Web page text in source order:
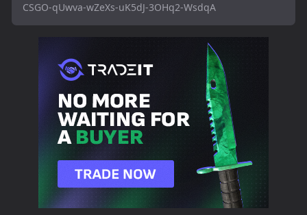
CSGO-qUwva-wZeXs-uK5dJ-3OHq2-WsdqA